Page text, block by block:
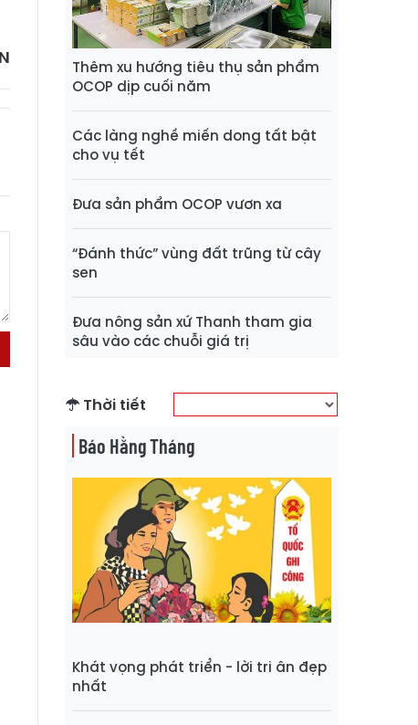
Thêm xu hướng tiêu thụ sản phẩm
OCOP dịp cuối năm
Các làng nghề miến dong tất bật
cho vụ tết
Đưa sản phẩm OCOP vươn xa
“Đánh thức” vùng đất trũng từ cây
sen
Đưa nông sản xứ Thanh tham gia
sâu vào các chuỗi giá trị
Thời tiết
Báo Hằng Tháng
Khát vọng phát triển - lời tri ân đẹp
nhất